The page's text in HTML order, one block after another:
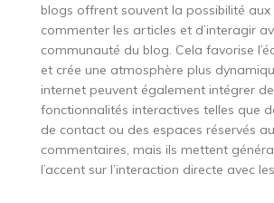
blogs offrent souvent la possibilité aux
commenter les articles et d’interagir
communauté du blog. Cela favorise
et crée une atmosphère plus
internet peuvent également intégrer
fonctionnalités interactives telles que
de contact ou des espaces réservés
commentaires, mais ils mettent
l’accent sur l’interaction directe avec